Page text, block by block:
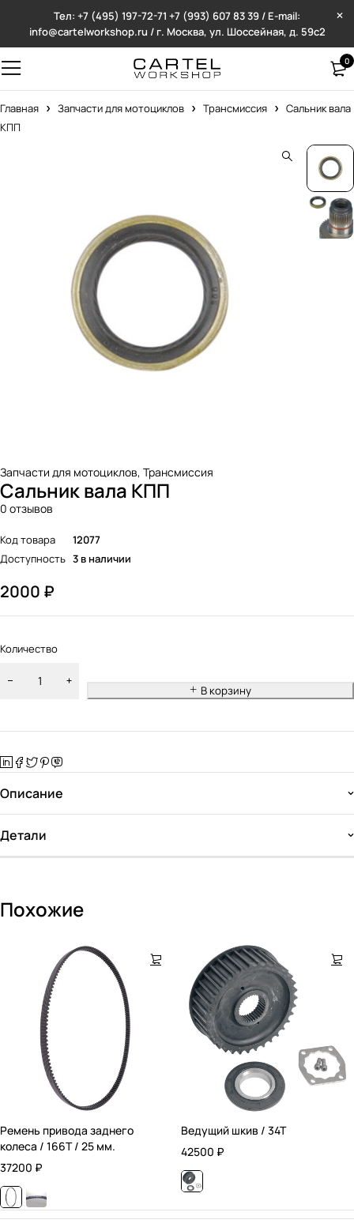
Тел: +7 (495) 197-72-71 +7 (993) 607 83 39 / E-mail:
info@cartelworkshop.ru / г. Москва, ул. Шоссейная, д. 59с2
0
Главная Запчасти для мотоциклов Трансмиссия
Сальник вала
КПП
Запчасти для мотоциклов, Трансмиссия
Сальник вала КПП
0 отзывов
Код товара
12077
Доступность 3 в наличии
2000 ₽
Количество
В корзину
Описание
Детали
Похожие
Ремень привода заднего
колеса / 166T / 25 мм.
37200 ₽
Ведущий шкив / 34T
42500 ₽